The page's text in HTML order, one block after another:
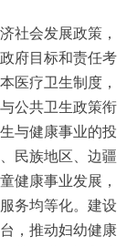
社会发展政策，
府目标和责任考
医疗卫生制度，
公共卫生政策衔
与健康事业的投
民族地区、边疆
健康事业发展，
务均等化。建设
，推动妇幼健康